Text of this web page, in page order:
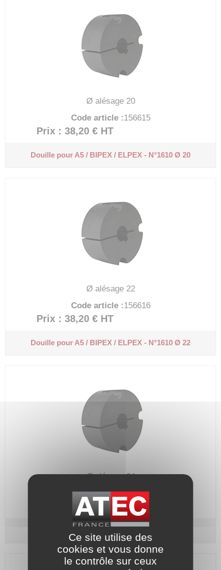
Ø alésage 20
Code article :156615
Prix : 38,20 € HT
Douille pour A5 / BIPEX / ELPEX - N°1610 Ø 20
Ø alésage 22
Code article :156616
Prix : 38,20 € HT
Douille pour A5 / BIPEX / ELPEX - N°1610 Ø 22
Ø alésage 24
Code article :156617
Prix : 38,20 € HT
Ce site utilise des
cookies et vous donne
le contrôle sur ceux